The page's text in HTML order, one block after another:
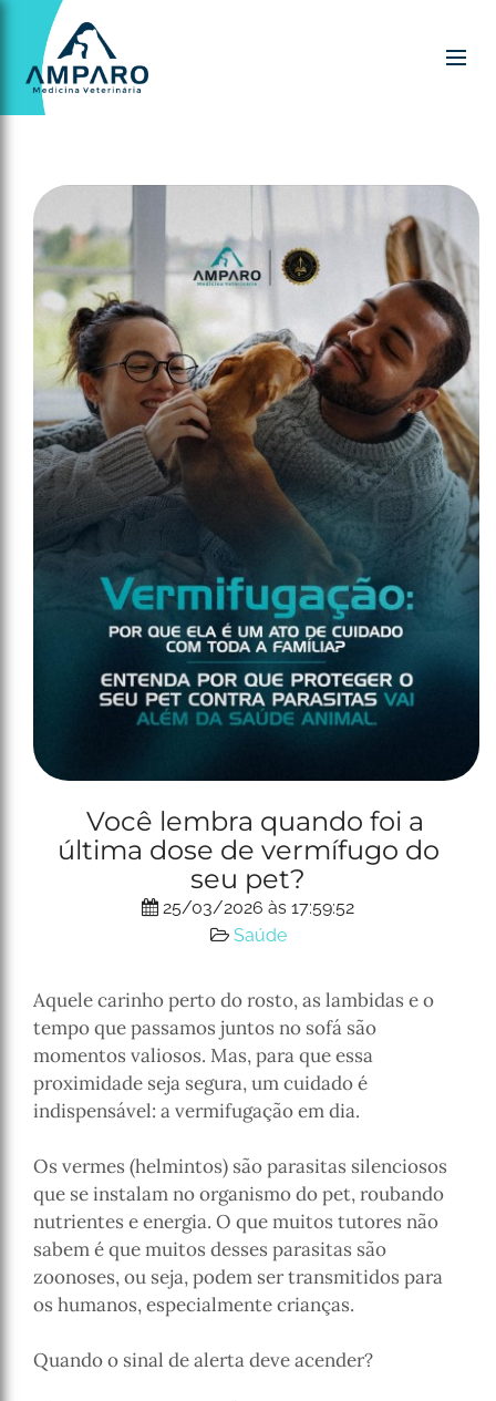
Você lembra quando foi a
última dose de vermífugo do
seu pet?
25/03/2026 às 17:59:52
Saúde
Aquele carinho perto do rosto, as lambidas e o
tempo que passamos juntos no sofá são
momentos valiosos. Mas, para que essa
proximidade seja segura, um cuidado é
indispensável: a vermifugação em dia.
Os vermes (helmintos) são parasitas silenciosos
que se instalam no organismo do pet, roubando
nutrientes e energia. O que muitos tutores não
sabem é que muitos desses parasitas são
zoonoses, ou seja, podem ser transmitidos para
os humanos, especialmente crianças.
Quando o sinal de alerta deve acender?